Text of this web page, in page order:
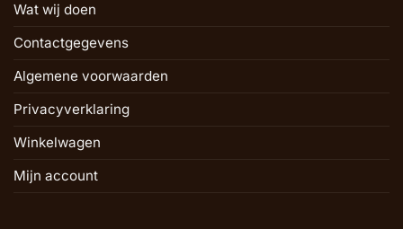
Wat wij doen
Contactgegevens
Algemene voorwaarden
Privacyverklaring
Winkelwagen
Mijn account